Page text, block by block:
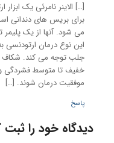
[…] الاینر نامرئی یک
برای بریس های دندانی
می شود. آنها از یک پلیمر
این نوع درمان ارتودنسی
جلب توجه می کند. شکاف
خفیف تا متوسط ​​فشردگی و
موفقیت درمان شوند. […]
پاسخ
دیدگاه خود را ثبت